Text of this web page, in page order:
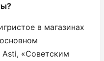
в магазинах
«Советским